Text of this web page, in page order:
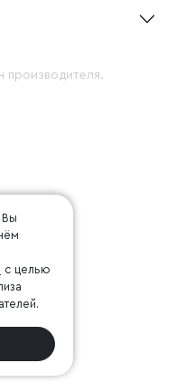
производителя.
Вы
с целью